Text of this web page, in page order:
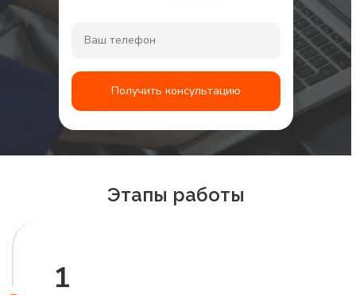
Получить консультацию
Этапы работы
1